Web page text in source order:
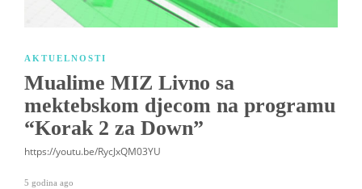
AKTUELNOSTI
Mualime MIZ Livno sa
mektebskom djecom na programu
“Korak 2 za Down”
https://youtu.be/RycJxQM03YU
5 godina ago